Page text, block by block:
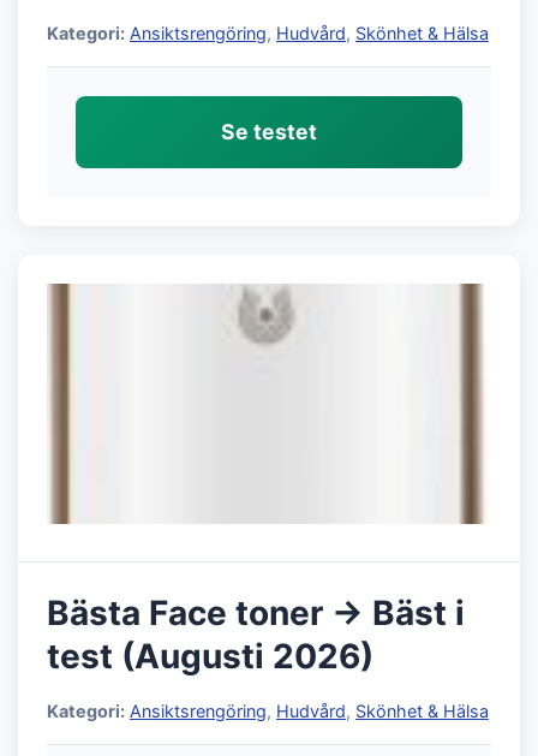
Kategori: Ansiktsrengöring, Hudvård, Skönhet & Hälsa
Se testet
Bästa Face toner → Bäst i
test (Augusti 2026)
Kategori: Ansiktsrengöring, Hudvård, Skönhet & Hälsa